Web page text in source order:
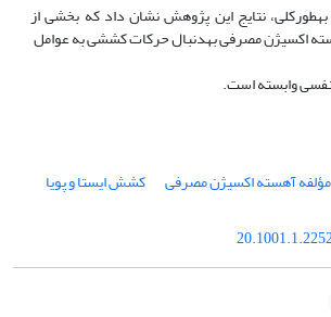
نتایج این پژوهش نشان داد که بخشی از
اکسیژن مصرفی بهدنبال حرکات کششی به عوامل
وابسته است.
مؤلفه آهسته اکسیژن مصرفی کشش ایستا و پویا